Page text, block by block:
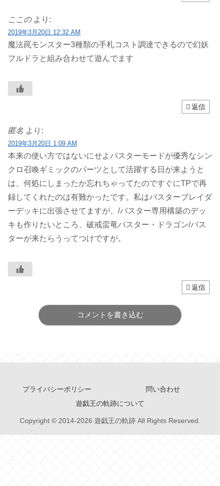
ここの より:
2019年3月20日 12:32 AM
魔法罠モンスター3種類の手札コスト調達できるので幻妖
フルドラと組み合わせて遊んでます
返信
匿名 より:
2019年3月20日 1:09 AM
本来の使い方ではないにせよバスターモードが優秀なシン
クロ召喚ギミックのパーツとして活躍する日が来ようと
は、何処にしまったか忘れちゃってたのですぐにTPで再
録してくれたのは有難かったです。私はバスターブレイダ
ーデッキに出張させてますが、/バスター専用構築のデッ
キも作りたいところ、破戒蛮竜バスター・ドラゴン/バス
ターが来たらうってつけですが。
返信
コメントを書き込む
プライバシーポリシー
問い合わせ
遊戯王の軌跡について
Copyright © 2014-2026 遊戯王の軌跡 All Rights Reserved.